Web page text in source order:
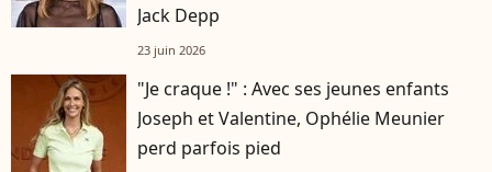
Jack Depp
23 juin 2026
"Je craque !" : Avec ses jeunes enfants
Joseph et Valentine, Ophélie Meunier
perd parfois pied